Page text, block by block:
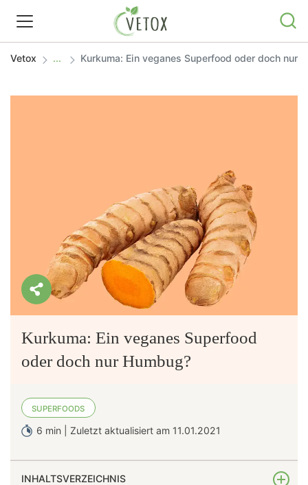
REZEPTWELT
GRATIS ERNÄHRUNGSTIPPS
Vetox Kurkuma: Ein veganes Superfood oder doch nur
Kurkuma: Ein veganes Superfood
oder doch nur Humbug?
SUPERFOODS
6 min | Zuletzt aktualisiert am 11.01.2021
INHALTSVERZEICHNIS